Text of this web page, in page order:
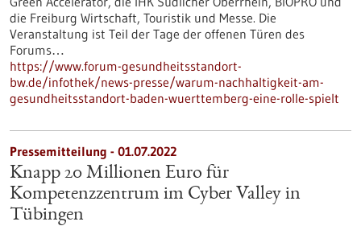
die Freiburg Wirtschaft, Touristik und Messe. Die
Veranstaltung ist Teil der Tage der offenen Türen des
Forums…
https://www.forum-gesundheitsstandort-
bw.de/infothek/news-presse/warum-nachhaltigkeit-am-
gesundheitsstandort-baden-wuerttemberg-eine-rolle-spielt
Pressemitteilung - 01.07.2022
Knapp 20 Millionen Euro für
Kompetenzzentrum im Cyber Valley in
Tübingen